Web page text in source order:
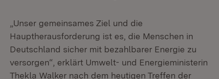
„Unser gemeinsames Ziel und die
Hauptherausforderung ist es, die Menschen in
Deutschland sicher mit bezahlbarer Energie zu
versorgen“, erklärt Umwelt- und Energieministerin
Thekla Walker nach dem heutigen Treffen der